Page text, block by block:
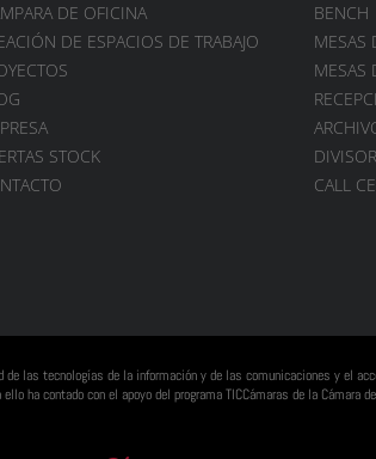
DE OFICINA
DE ESPACIOS DE TRABAJO
STOCK
BENCH
MESAS
MESAS
CALL
las tecnologías de la información y de las comunicaciones y el
ha contado con el apoyo del programa TICCámaras de la Cámara